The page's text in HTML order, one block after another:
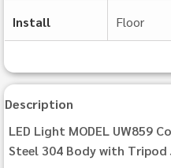
Install Floor
Description
LED Light MODEL UW859
Steel 304 Body with Tripod